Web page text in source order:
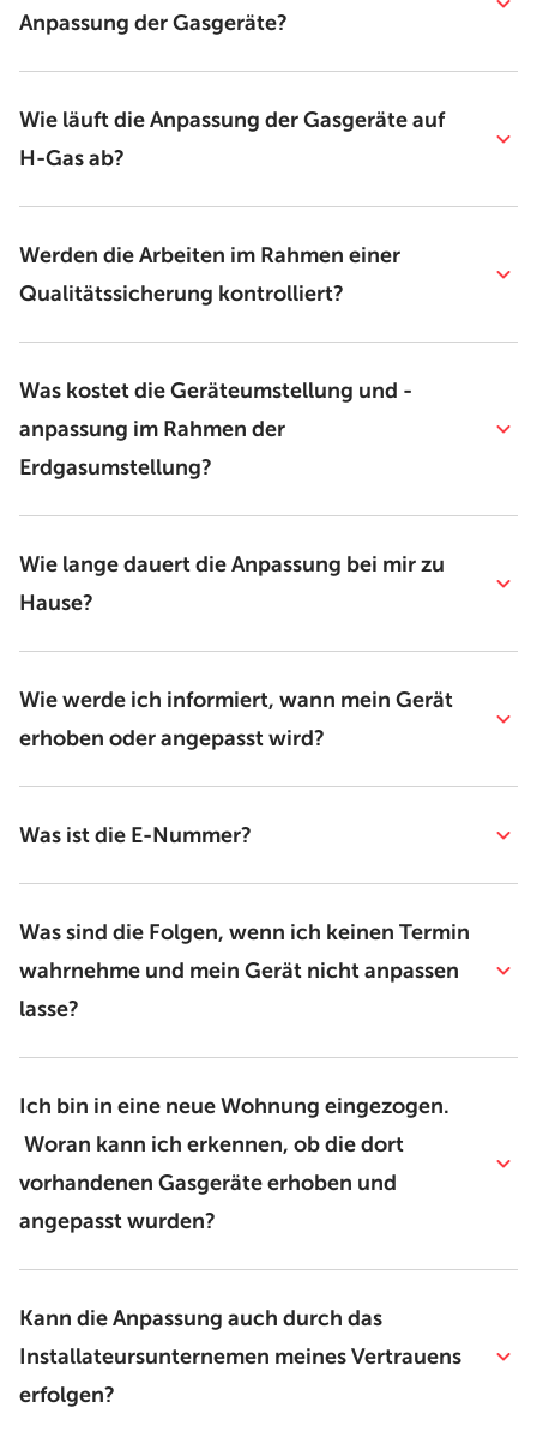
Anpassung der Gasgeräte?
Wie läuft die Anpassung der Gasgeräte auf
H-Gas ab?
Werden die Arbeiten im Rahmen einer
Qualitätssicherung kontrolliert?
Was kostet die Geräteumstellung und -
anpassung im Rahmen der
Erdgasumstellung?
Wie lange dauert die Anpassung bei mir zu
Hause?
Wie werde ich informiert, wann mein Gerät
erhoben oder angepasst wird?
Was ist die E-Nummer?
Was sind die Folgen, wenn ich keinen Termin
wahrnehme und mein Gerät nicht anpassen
lasse?
Ich bin in eine neue Wohnung eingezogen.
Woran kann ich erkennen, ob die dort
vorhandenen Gasgeräte erhoben und
angepasst wurden?
Kann die Anpassung auch durch das
Installateursunternemen meines Vertrauens
erfolgen?